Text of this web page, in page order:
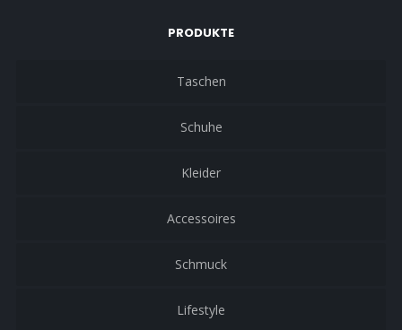
PRODUKTE
Taschen
Schuhe
Kleider
Accessoires
Schmuck
Lifestyle